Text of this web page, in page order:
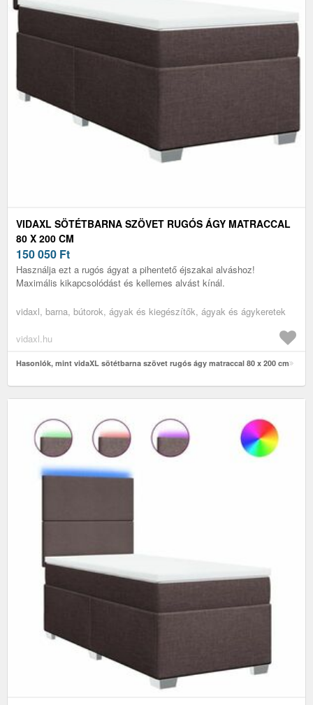
VIDAXL SÖTÉTBARNA SZÖVET RUGÓS ÁGY MATRACCAL
80 X 200 CM
150 050 Ft
Használja ezt a rugós ágyat a pihentető éjszakai alváshoz!
Maximális kikapcsolódást és kellemes alvást kínál.
vidaxl, barna, bútorok, ágyak és kiegészítők, ágyak és ágykeretek
vidaxl.hu
Hasonlók, mint vidaXL sötétbarna szövet rugós ágy matraccal 80 x 200 cm